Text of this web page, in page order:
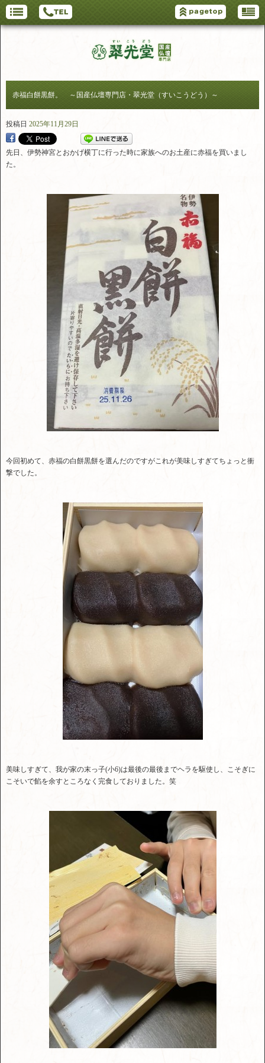
赤福白餅黒餅。 ～国産仏壇専門店・翠光堂（すいこうどう）～
投稿日 2025年11月29日
先日、伊勢神宮とおかげ横丁に行った時に家族へのお土産に赤福を買いまし
た。
今回初めて、赤福の白餅黒餅を選んだのですがこれが美味しすぎてちょっと衝
撃でした。
美味しすぎて、我が家の末っ子(小6)は最後の最後までヘラを駆使し、こそぎに
こそいで餡を余すところなく完食しておりました。笑